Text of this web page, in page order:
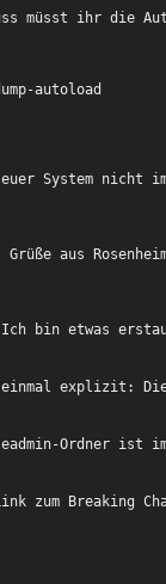
müsst ihr die
System nicht
Grüße aus
Ich bin etwas
explizit: Die
Ordner ist
zum Breaking